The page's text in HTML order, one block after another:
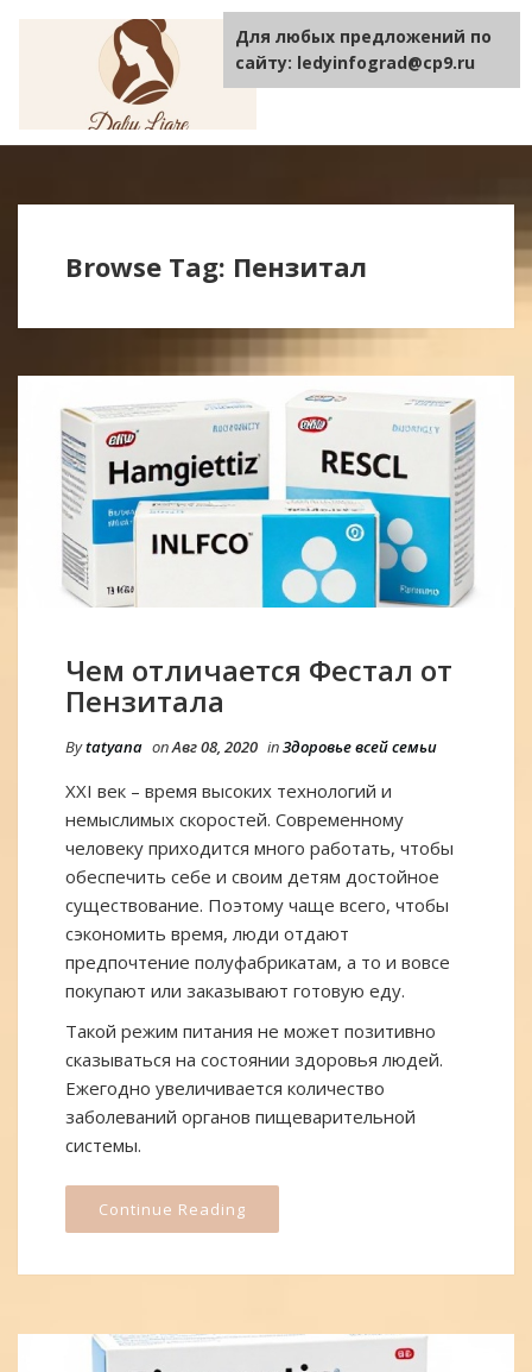
TOGGLE
Browse Tag: Пензитал
Чем отличается Фестал от
Пензитала
Bytatyana onАвг 08, 2020 inЗдоровье всей семьи
XXI век – время высоких технологий и
немыслимых скоростей. Современному
человеку приходится много работать, чтобы
обеспечить себе и своим детям достойное
существование. Поэтому чаще всего, чтобы
сэкономить время, люди отдают
предпочтение полуфабрикатам, а то и вовсе
покупают или заказывают готовую еду.
Такой режим питания не может позитивно
сказываться на состоянии здоровья людей.
Ежегодно увеличивается количество
заболеваний органов пищеварительной
системы.
Continue Reading
Для любых предложений по
сайту: ledyinfograd@cp9.ru